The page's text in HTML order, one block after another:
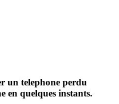
un telephone perdu
en quelques instants.